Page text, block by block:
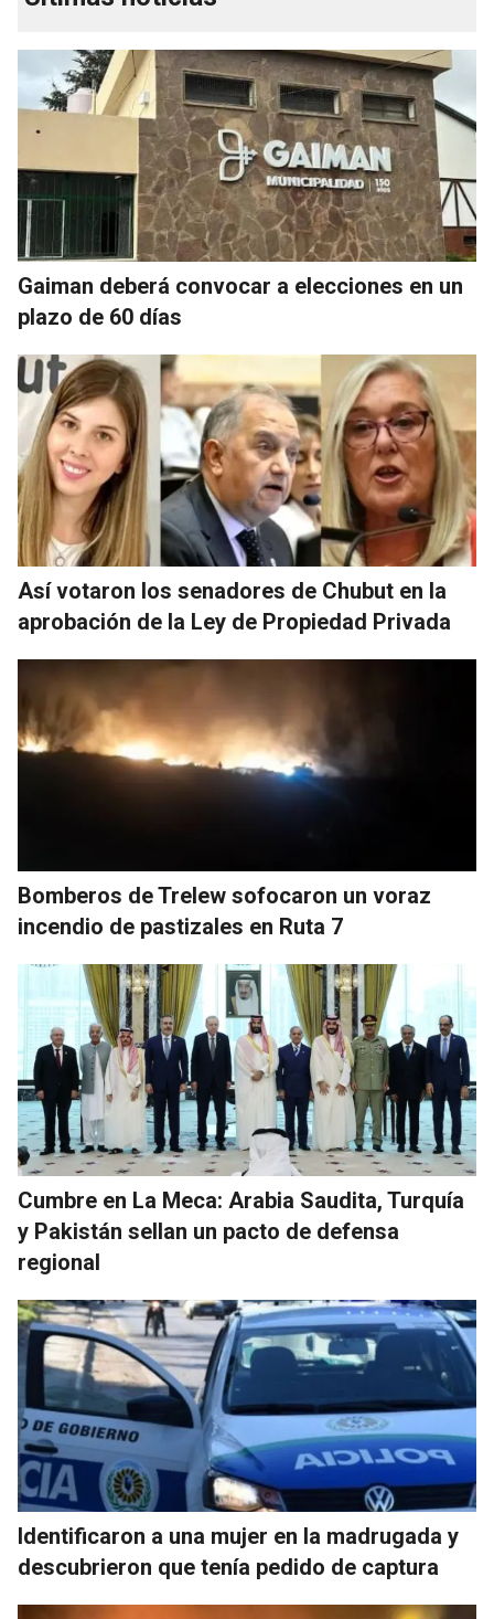
Gaiman deberá convocar a elecciones en un
plazo de 60 días
Así votaron los senadores de Chubut en la
aprobación de la Ley de Propiedad Privada
Bomberos de Trelew sofocaron un voraz
incendio de pastizales en Ruta 7
Cumbre en La Meca: Arabia Saudita, Turquía
y Pakistán sellan un pacto de defensa
regional
Identificaron a una mujer en la madrugada y
descubrieron que tenía pedido de captura